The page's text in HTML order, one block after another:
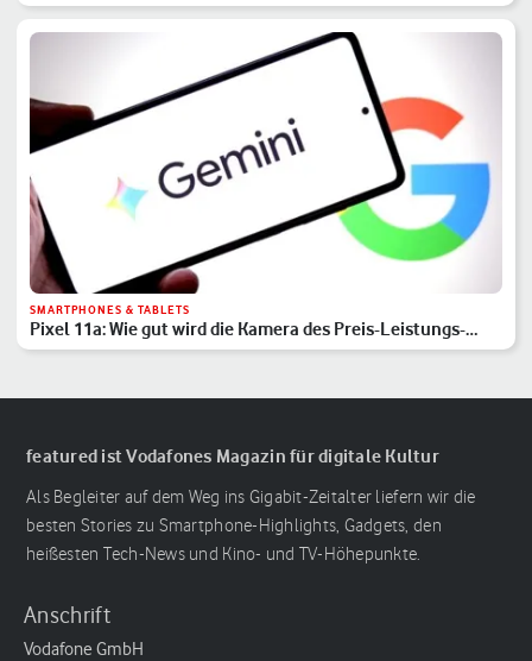
SMARTPHONES & TABLETS
Pixel 11a: Wie gut wird die Kamera des Preis-Leistungs-
Hits?
featured ist Vodafones Magazin für digitale Kultur
Als Begleiter auf dem Weg ins Gigabit-Zeitalter liefern wir die
besten Stories zu Smartphone-Highlights, Gadgets, den
heißesten Tech-News und Kino- und TV-Höhepunkte.
Anschrift
Vodafone GmbH